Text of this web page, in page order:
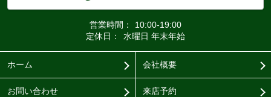
営業時間：
10:00-19:00
定休日：
水曜日 年末年始
ホーム 会社概要
お問い合わせ 来店予約